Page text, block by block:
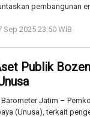
pembangunan
Sep 2025 23:50 WIB
Publik
Barometer Jatim –
(Unusa), terkait